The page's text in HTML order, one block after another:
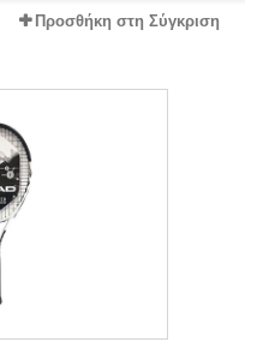
Προσθήκη στη Σύγκριση